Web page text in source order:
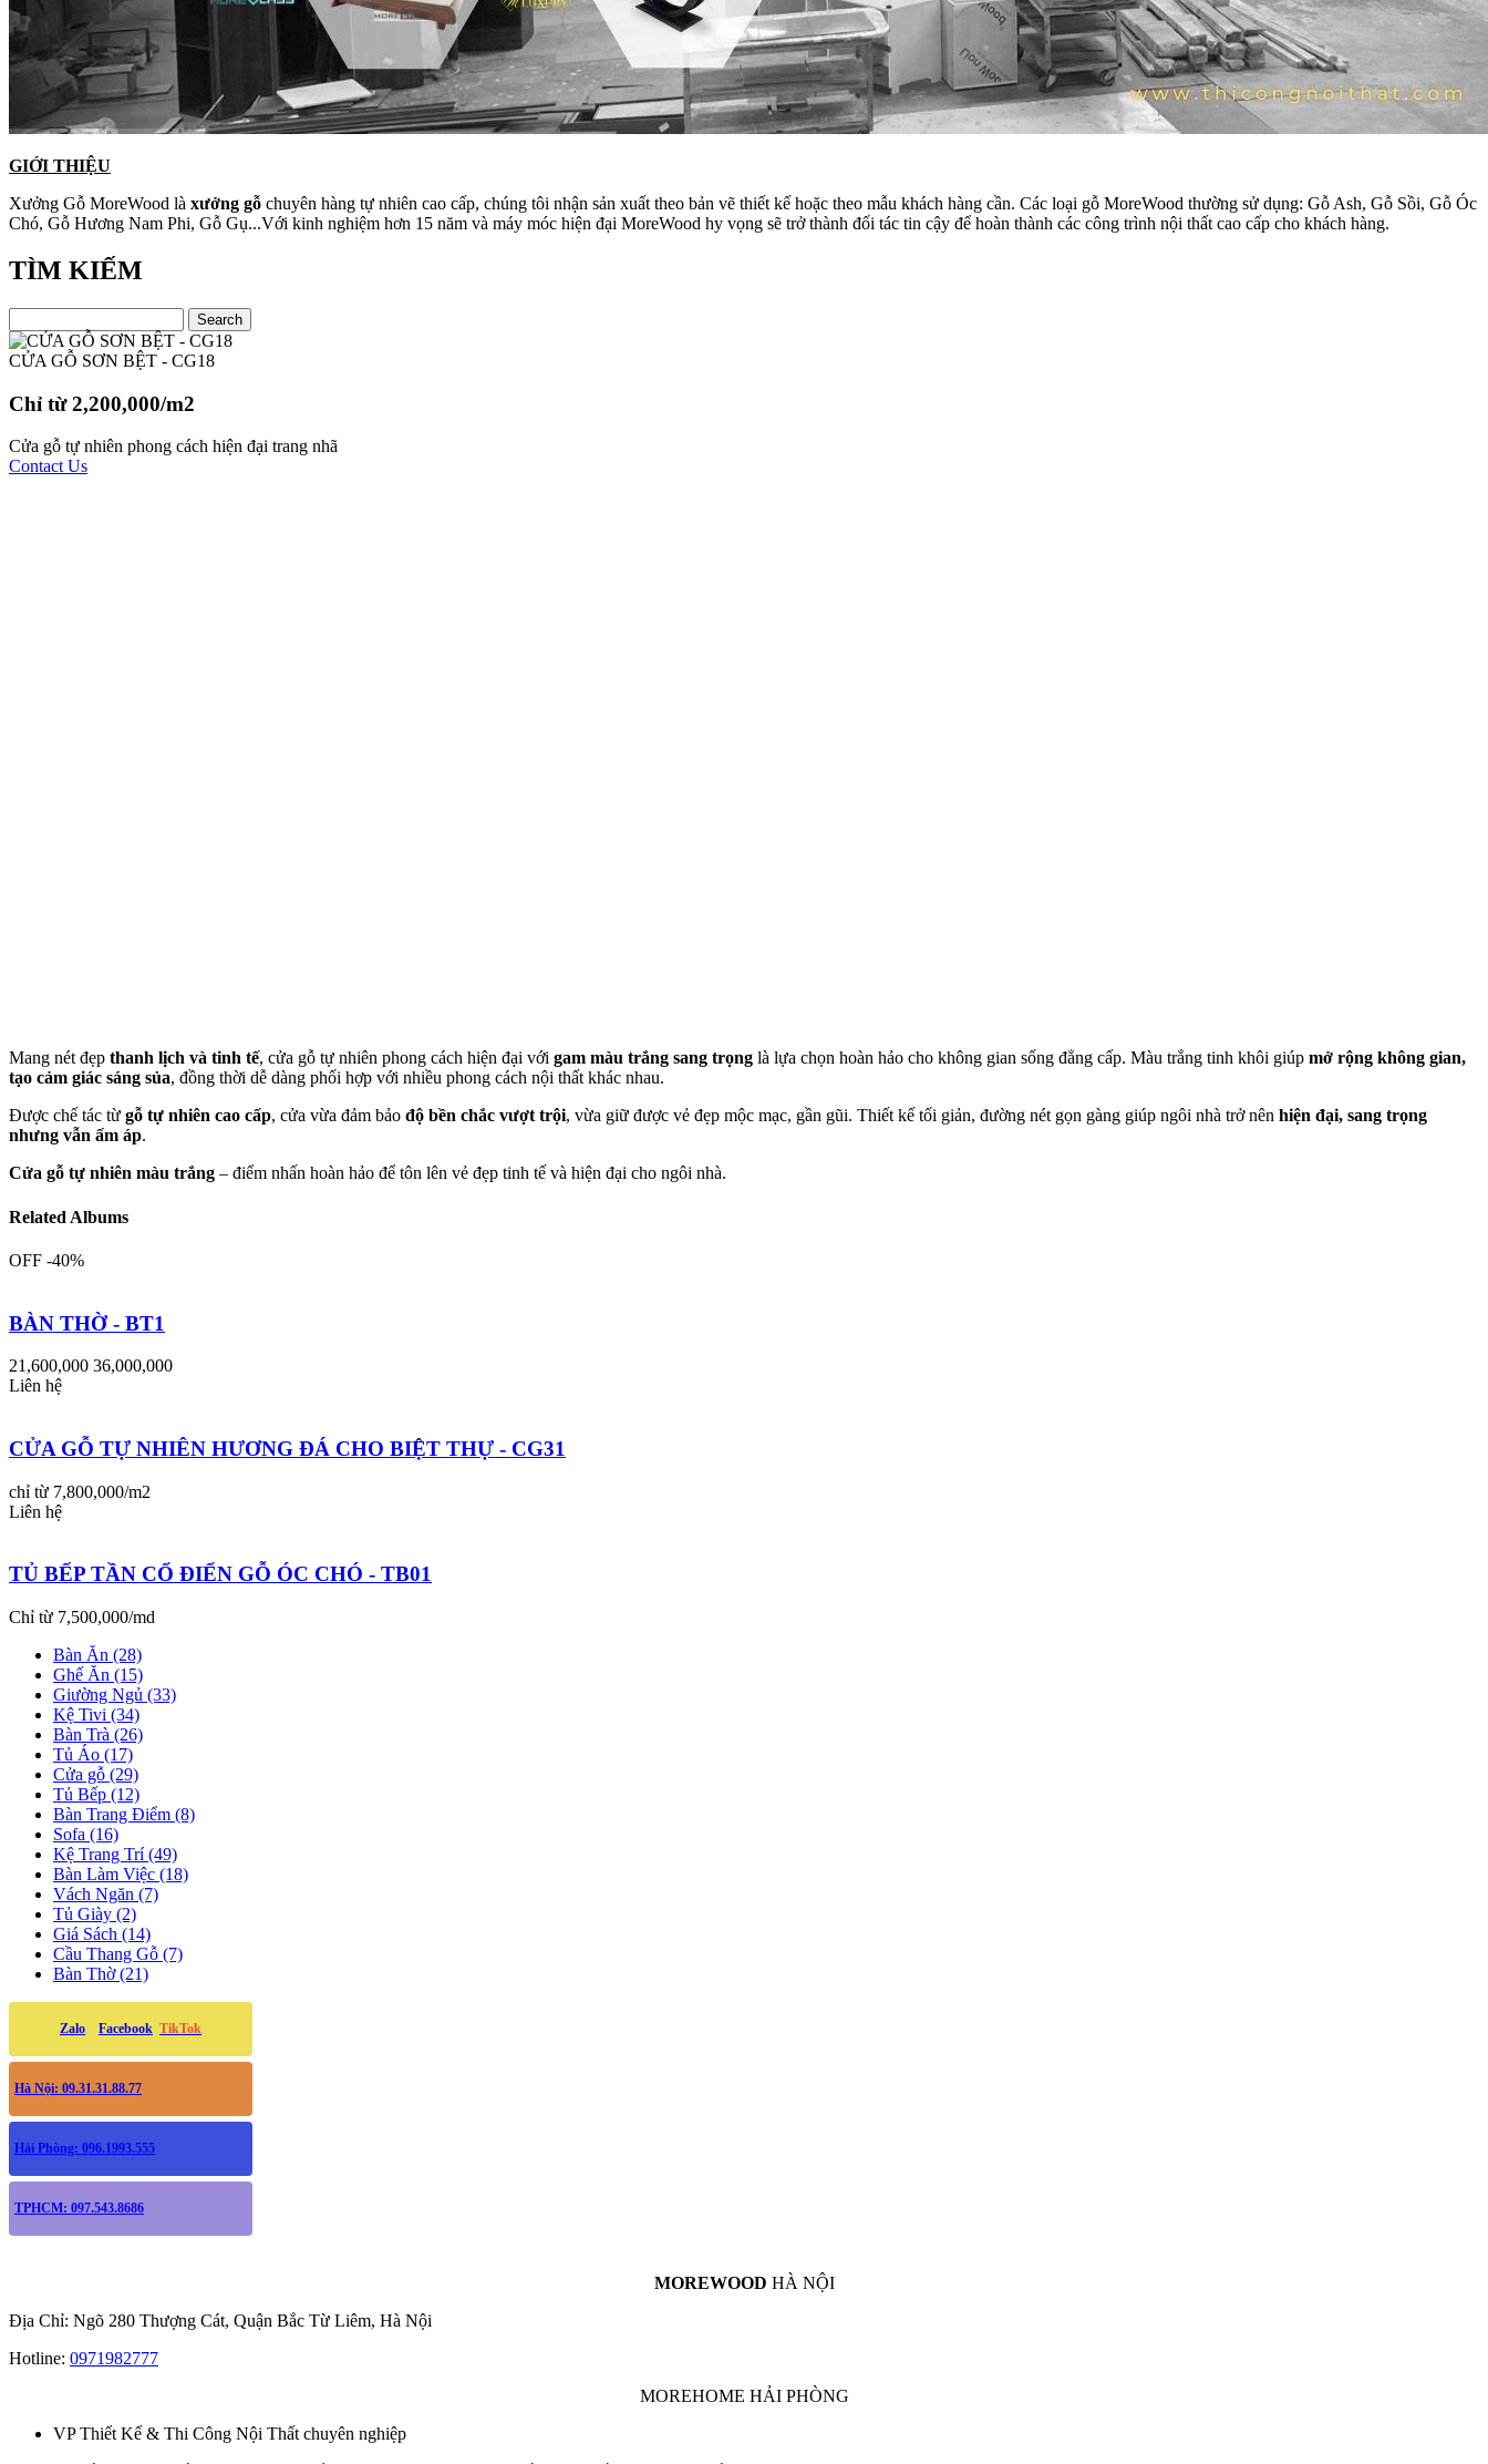
GIỚI THIỆU
Xưởng Gỗ MoreWood là xưởng gỗ chuyên hàng tự nhiên cao cấp, chúng tôi nhận sản xuất theo bản vẽ thiết kế hoặc theo mẫu khách hàng cần. Các loại gỗ MoreWood thường sử dụng: Gỗ Ash, Gỗ Sồi, Gỗ Óc
Chó, Gỗ Hương Nam Phi, Gỗ Gụ...Với kinh nghiệm hơn 15 năm và máy móc hiện đại MoreWood hy vọng sẽ trở thành đối tác tin cậy để hoàn thành các công trình nội thất cao cấp cho khách hàng.
TÌM KIẾM
CỬA GỖ SƠN BỆT - CG18
Chỉ từ 2,200,000/m2
Cửa gỗ tự nhiên phong cách hiện đại trang nhã
Contact Us
Mang nét đẹp thanh lịch và tinh tế, cửa gỗ tự nhiên phong cách hiện đại với gam màu trắng sang trọng là lựa chọn hoàn hảo cho không gian sống đẳng cấp. Màu trắng tinh khôi giúp mở rộng không gian,
tạo cảm giác sáng sủa, đồng thời dễ dàng phối hợp với nhiều phong cách nội thất khác nhau.
Được chế tác từ gỗ tự nhiên cao cấp, cửa vừa đảm bảo độ bền chắc vượt trội, vừa giữ được vẻ đẹp mộc mạc, gần gũi. Thiết kế tối giản, đường nét gọn gàng giúp ngôi nhà trở nên hiện đại, sang trọng
nhưng vẫn ấm áp.
Cửa gỗ tự nhiên màu trắng – điểm nhấn hoàn hảo để tôn lên vẻ đẹp tinh tế và hiện đại cho ngôi nhà.
Related Albums
OFF -40%
BÀN THỜ - BT1
21,600,000 36,000,000
Liên hệ
CỬA GỖ TỰ NHIÊN HƯƠNG ĐÁ CHO BIỆT THỰ - CG31
chỉ từ 7,800,000/m2
Liên hệ
TỦ BẾP TẦN CỔ ĐIỂN GỖ ÓC CHÓ - TB01
Chỉ từ 7,500,000/md
Bàn Ăn (28)
Ghế Ăn (15)
Giường Ngủ (33)
Kệ Tivi (34)
Bàn Trà (26)
Tủ Áo (17)
Cửa gỗ (29)
Tủ Bếp (12)
Bàn Trang Điểm (8)
Sofa (16)
Kệ Trang Trí (49)
Bàn Làm Việc (18)
Vách Ngăn (7)
Tủ Giày (2)
Giá Sách (14)
Cầu Thang Gỗ (7)
Bàn Thờ (21)
Zalo Facebook TikTok
Hà Nội: 09.31.31.88.77
Hải Phòng: 096.1993.555
TPHCM: 097.543.8686
MOREWOOD HÀ NỘI
Địa Chỉ: Ngõ 280 Thượng Cát, Quận Bắc Từ Liêm, Hà Nội
Hotline: 0971982777
MOREHOME HẢI PHÒNG
VP Thiết Kế & Thi Công Nội Thất chuyên nghiệp